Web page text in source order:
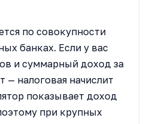
по совокупности
банках. Если у вас
и суммарный доход за
— налоговая начислит
показывает доход
при крупных